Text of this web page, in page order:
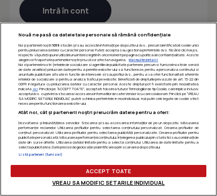
Nouă ne pasă ca datele tale personale să rămână confidențiale
Noi și partenerii noștri 1019stocăm și/sau accesăm informații pe dispozitivul dvs., precum identificatorii cookie unici
pentru prelucrarea datelor cu caracter personal. Puteți accepta sau gestiona preferințele dvs. făcând clic mai jos,
respectiv vă puteți opune utilizării unui interes legitim în orice moment pe pagina cu politica de confidențialitate. Aceste
alegeri vor fi raportate partenerilor noștri și nu vă vor afecta navigarea.
Mai multe detalii
Noi si partenerii nostri (retelele de socializare si agentiile de publicitate partenere, precum si furnizorii nostri de servicii
de date analitice) prelucram date pentru a permite website-ului sa functioneze, pentru a personaliza continutul si
anunturile publicitare afisate in functie de interesele si/sau profilul dvs., pentru a va oferi functionalitati aferente
retelelor de socializare si pentru a analiza traficul pe website. Beneficiati de drepturile prevazute de art. 15-22 din
GDPR in legatura cu prelucrarea datelor cu caracter personal. Aceste drepturi pot fi exercitate prin modalitatea
indicata aici. Prin click pe “ACCEPT TOATE”, acceptati folosirea tuturor Tehnologiilor de tip Cookie, care implica inclusiv
acceptul dvs. cu privire la stocarea/accesarea informatiilor de catre Vendor-ii cu care colaboram. Prin click pe “VREAU
SA MODIFIC SETARILE INDIVIDUAL” puteti schimba preferintele in mod individual, mai putin cele legate de cookie strict
necesare pentru functionarea website-ului.
Atât noi, cât și partenerii noștri prelucrăm datele pentru a oferi:
Dezvoltarea și îmbunătățirea serviciilor. Stocarea și/sau accesarea informațiilor de pe un dispozitiv. Măsurarea
performanței reclamelor. Utilizarea profilurilor pentru selectarea conținutului personalizat. Crearea profilurilor de
conținut personalizat. Utilizarea profilurilor pentru selectarea publicității personalizate. Crearea profilurilor pentru
publicitate personalizată. Măsurarea performanței conținutului. Înțelegerea publicului prin statistici sau combinații de
date din surse diferite. Utilizarea datelor limitate pentru a selecta conținutul. Utilizarea de date limitate pentru a
selecta publicitatea. Date precise de geolocație și identificarea prin scanarea dispozitivului.
Listă parteneri (furnizori)
ACCEPT TOATE
VREAU SA MODIFIC SETARILE INDIVIDUAL